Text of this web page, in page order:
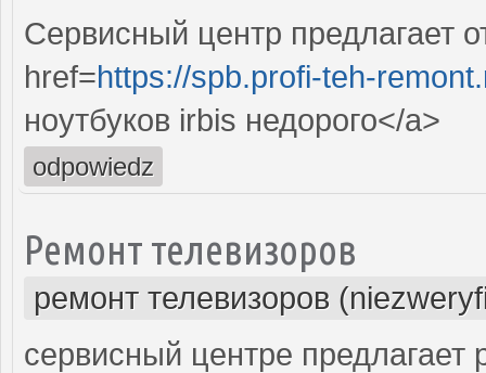
Сервисный центр предлагает
href=https://spb.profi-teh-
ноутбуков irbis недорого</a>
odpowiedz
Ремонт телевизоров
ремонт телевизоров
сервисный центре предлагает